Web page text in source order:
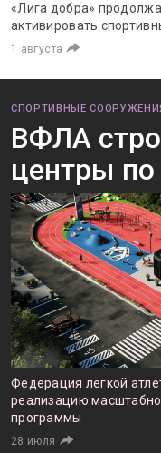
«Лига добра»
активировать
1 августа
СПОРТИВНЫЕ
ВФЛА
центры по
Федерация легкой
реализацию
программы
28 июля